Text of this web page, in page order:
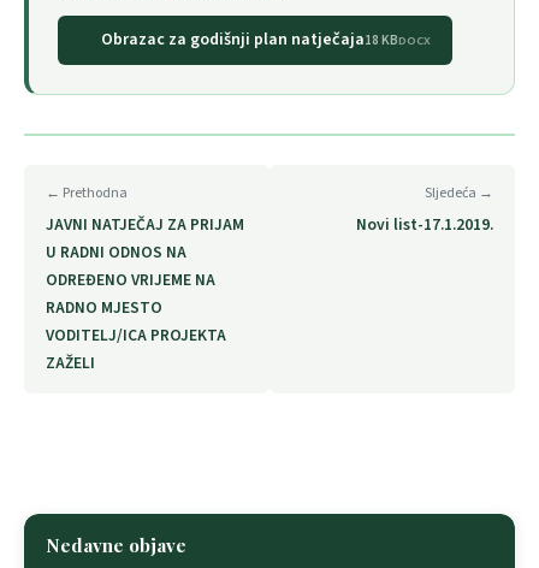
Obrazac za godišnji plan natječaja18 KBDOCX
← Prethodna
JAVNI NATJEČAJ ZA PRIJAM
U RADNI ODNOS NA
ODREĐENO VRIJEME NA
RADNO MJESTO
VODITELJ/ICA PROJEKTA
ZAŽELI
Sljedeća →
Novi list-17.1.2019.
Nedavne objave